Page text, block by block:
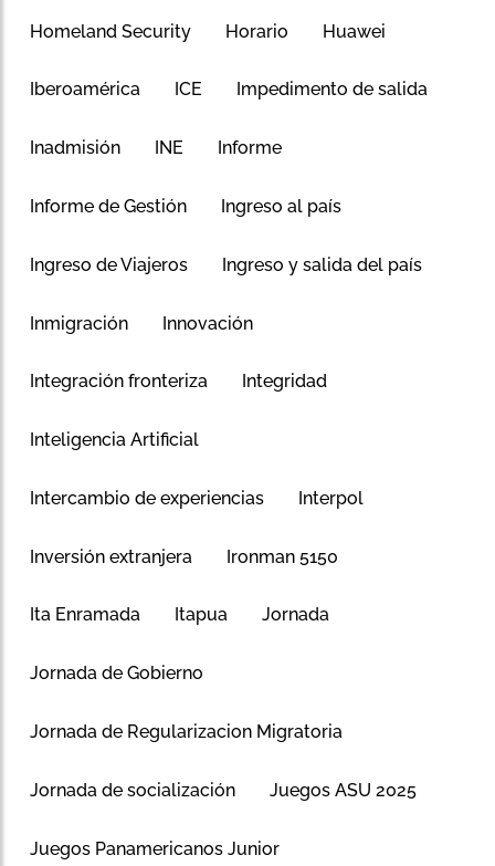
Homeland Security Horario Huawei
Iberoamérica ICE Impedimento de salida
Inadmisión INE Informe
Informe de Gestión Ingreso al país
Ingreso de Viajeros Ingreso y salida del país
Inmigración Innovación
Integración fronteriza Integridad
Inteligencia Artificial
Intercambio de experiencias Interpol
Inversión extranjera Ironman 5150
Ita Enramada Itapua Jornada
Jornada de Gobierno
Jornada de Regularizacion Migratoria
Jornada de socialización Juegos ASU 2025
Juegos Panamericanos Junior